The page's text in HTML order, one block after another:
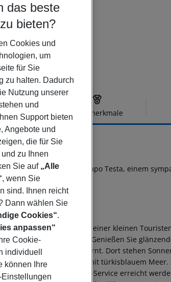
Hotelmerkmale
Testa
5
Colonna Grand Hotel Capo Testa, einem
in Santa Teresa Gallura, einer kleinen
Seiten. Genießen Sie
unweit vom Hotel entfernt. Dort stehen
am Sandstrand mit türkisblauem
hoteleigenen Shuttle-Service erreicht
das beste
bieten?
Cookies und
um
für Sie
zu halten. Dadurch
Nutzung unserer
und
Support bieten
Angebote und
die für Sie
zu Ihnen
Sie auf „Alle
, wenn Sie
sind. Ihnen reicht
Dann wählen Sie
Cookies“.
anpassen“
Cookie-
individuell
können Ihre